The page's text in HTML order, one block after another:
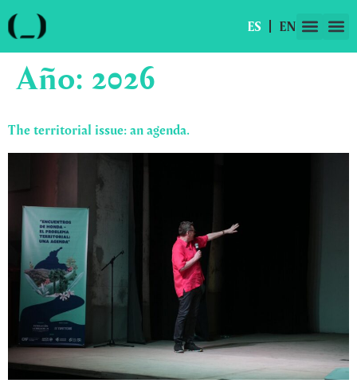
ES EN
Año:2026
The territorial issue: an agenda.